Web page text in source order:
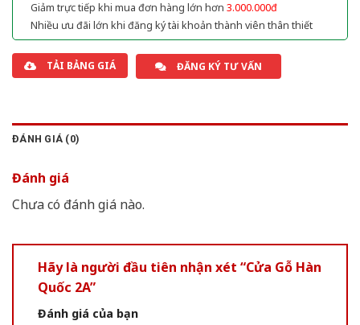
Giảm trực tiếp khi mua đơn hàng lớn hơn 3.000.000đ
Nhiều ưu đãi lớn khi đăng ký tài khoản thành viên thân thiết
TẢI BẢNG GIÁ ĐĂNG KÝ TƯ VẤN
ĐÁNH GIÁ (0)
Đánh giá
Chưa có đánh giá nào.
Hãy là người đầu tiên nhận xét “Cửa Gỗ Hàn
Quốc 2A”
Đánh giá của bạn